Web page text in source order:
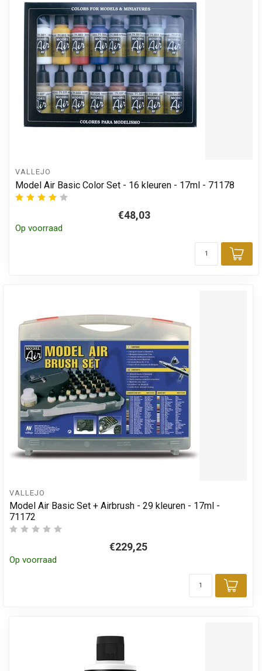
VALLEJO
Model Air Basic Color Set - 16 kleuren - 17ml - 71178
€48,03
Op voorraad
VALLEJO
Model Air Basic Set + Airbrush - 29 kleuren - 17ml -
71172
€229,25
Op voorraad